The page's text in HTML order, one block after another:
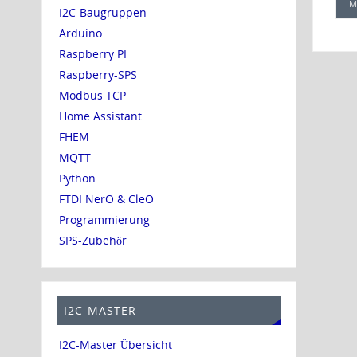
I2C-Baugruppen
Arduino
Raspberry PI
Raspberry-SPS
Modbus TCP
Home Assistant
FHEM
MQTT
Python
FTDI NerO & CleO
Programmierung
SPS-Zubehör
I2C-MASTER
I2C-Master Übersicht